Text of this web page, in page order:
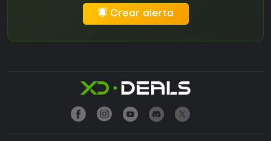
Crear alerta